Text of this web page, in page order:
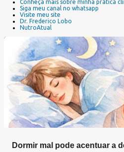
g
Conheça mais sobre minha prática
Siga meu canal no whatsapp
Visite meu site
Dr. Frederico Lobo
NutroAtual
Dormir mal pode acentuar a